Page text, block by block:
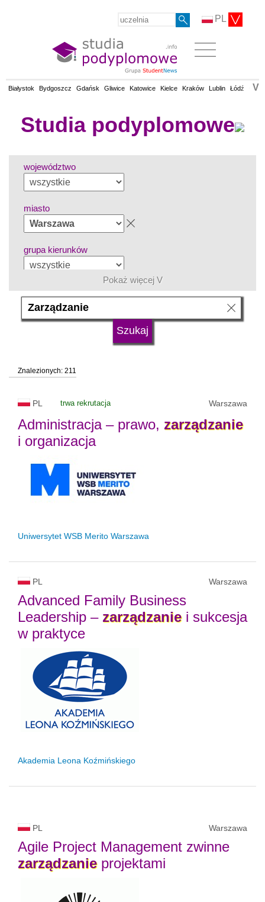
PL
Białystok Bydgoszcz Gdańsk Gliwice Katowice Kielce Kraków Lublin Łódź V
Studia podyplomowe
województwo
miasto
grupa kierunków
język
status uczelni
Pokaż więcej V
Znalezionych: 211
PL trwa rekrutacja Warszawa
Administracja – prawo, zarządzanie
i organizacja
Uniwersytet WSB Merito Warszawa
PL Warszawa
Advanced Family Business
Leadership – zarządzaniei sukcesja
w praktyce
Akademia Leona Koźmińskiego
PL Warszawa
Agile Project Management zwinne
zarządzanieprojektami